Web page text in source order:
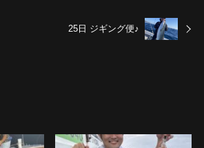
25日 ジギング便♪